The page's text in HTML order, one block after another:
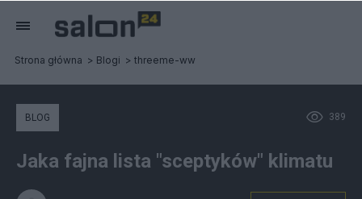
Strona główna Blogi threeme-ww
389
BLOG
Jaka fajna lista "sceptyków" klimatu